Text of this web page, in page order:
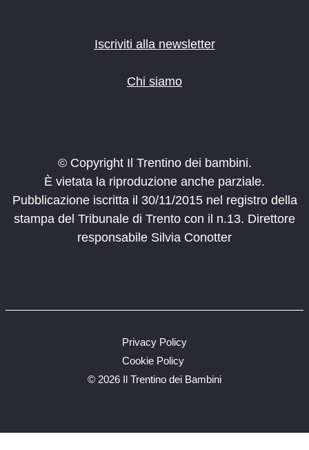
Iscriviti alla newsletter
Chi siamo
© Copyright Il Trentino dei bambini.
È vietata la riproduzione anche parziale.
Pubblicazione iscritta il 30/11/2015 nel registro della
stampa del Tribunale di Trento con il n.13. Direttore
responsabile Silvia Conotter
© 2026 Il Trentino dei Bambini
Privacy Policy
Cookie Policy